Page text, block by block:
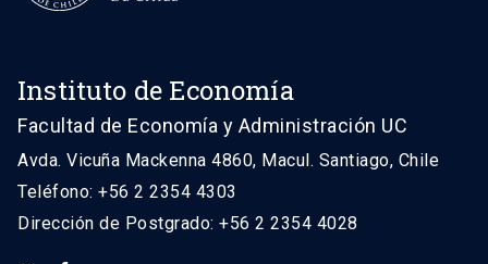
Instituto de Economía
Facultad de Economía y Administración UC
Avda. Vicuña Mackenna 4860, Macul. Santiago, Chile
Teléfono: +56 2 2354 4303
Dirección de Postgrado: +56 2 2354 4028